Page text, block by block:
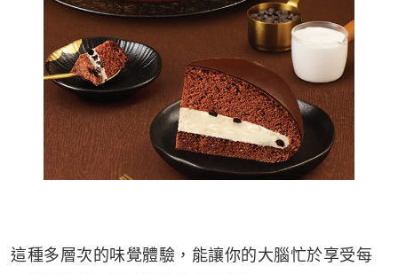
這種多層次的味覺體驗，能讓你的大腦忙於享受每